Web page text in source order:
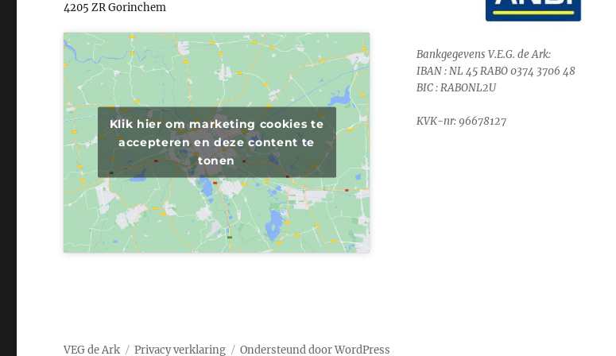
4205 ZR Gorinchem
Klik hier om marketing cookies te
accepteren en deze content te
tonen
Bankgegevens V.E.G. de Ark:
IBAN : NL 45 RABO 0374 3706 48
BIC : RABONL2U
KVK-nr: 96678127
VEG de Ark Privacy verklaring Ondersteund door WordPress